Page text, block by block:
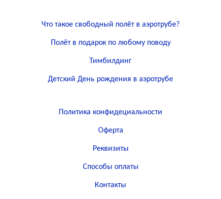
Что такое свободный полёт в аэротрубе?
Полёт в подарок по любому поводу
Тимбилдинг
Детский День рождения в аэротрубе
Политика конфидециальности
Оферта
Реквизиты
Способы оплаты
Контакты